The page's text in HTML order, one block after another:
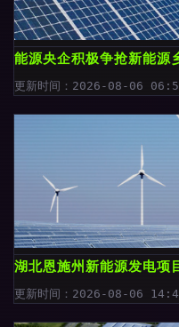
能源央企积极争抢新能源
更新时间：2026-08-06
湖北恩施州新能源发电项
更新时间：2026-08-06